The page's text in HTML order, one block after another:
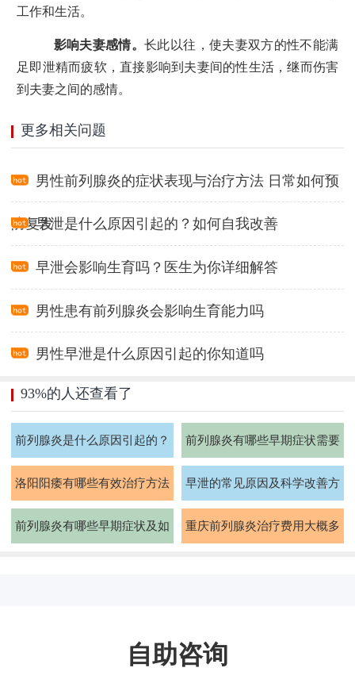
工作和生活。
影响夫妻感情。长此以往，使夫妻双方的性不能满
足即泄精而疲软，直接影响到夫妻间的性生活，继而伤害
到夫妻之间的感情。
更多相关问题
男性前列腺炎的症状表现与治疗方法 日常如何预
防复发早泄是什么原因引起的？如何自我改善
早泄会影响生育吗？医生为你详细解答
男性患有前列腺炎会影响生育能力吗
男性早泄是什么原因引起的你知道吗
93%的人还查看了
前列腺炎是什么原因引起的？
如何治疗
前列腺炎有哪些早期症状需要
注意
洛阳阳痿有哪些有效治疗方法 早泄的常见原因及科学改善方
法有哪些
前列腺炎有哪些早期症状及如 重庆前列腺炎治疗费用大概多
自助咨询